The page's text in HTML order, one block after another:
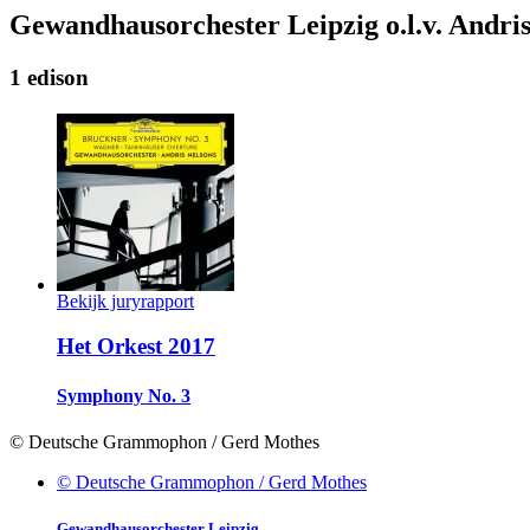
Gewandhausorchester Leipzig o.l.v.
1 edison
Bekijk juryrapport
Het Orkest 2017
Symphony No. 3
© Deutsche Grammophon / Gerd Mothes
© Deutsche Grammophon / Gerd Mothes